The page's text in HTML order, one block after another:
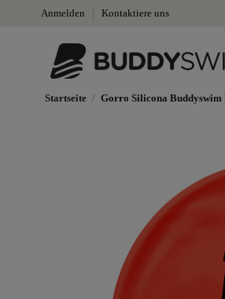
Anmelden Kontaktiere uns
Startseite Gorro Silicona Buddyswim